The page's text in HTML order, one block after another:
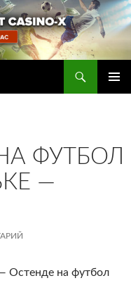
ФУТБОЛ
—
Остенде на футбол